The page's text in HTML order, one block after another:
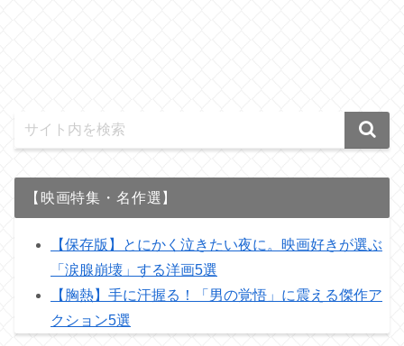
【映画特集・名作選】
【保存版】とにかく泣きたい夜に。映画好きが選ぶ
「涙腺崩壊」する洋画5選
【胸熱】手に汗握る！「男の覚悟」に震える傑作ア
クション5選